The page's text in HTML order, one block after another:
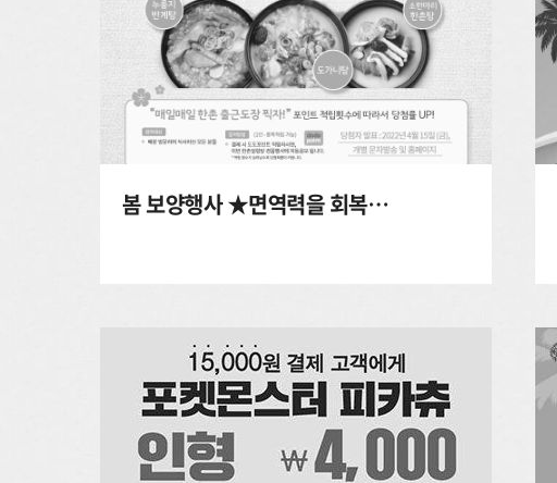
봄 보양행사 ★면역력을 회복해 봄★